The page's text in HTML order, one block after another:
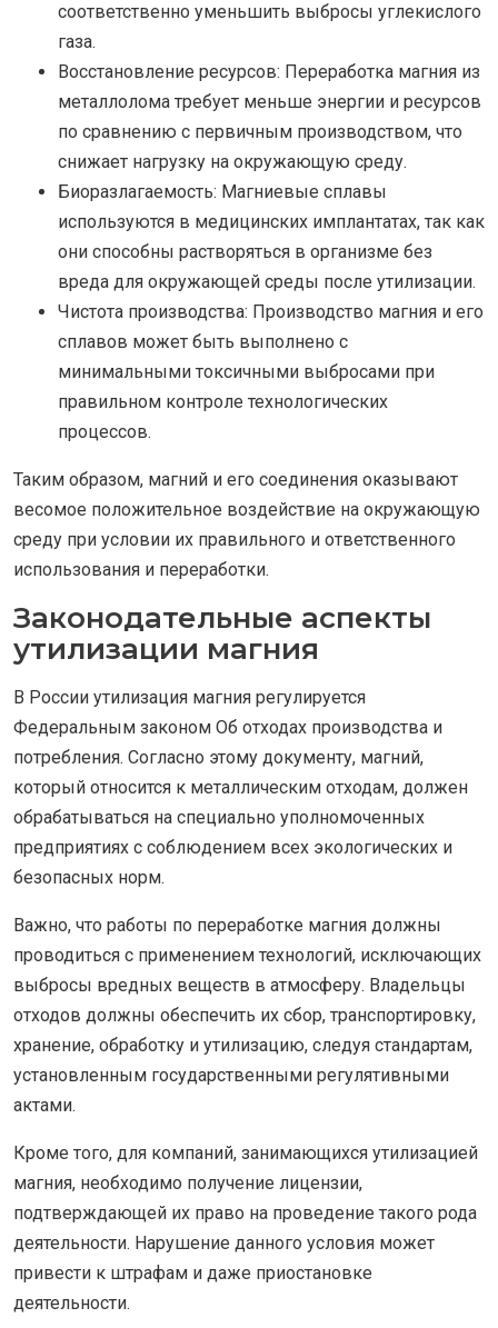
соответственно уменьшить выбросы углекислого
газа.
Восстановление ресурсов: Переработка магния из
металлолома требует меньше энергии и ресурсов
по сравнению с первичным производством, что
снижает нагрузку на окружающую среду.
Биоразлагаемость: Магниевые сплавы
используются в медицинских имплантатах, так как
они способны растворяться в организме без
вреда для окружающей среды после утилизации.
Чистота производства: Производство магния и его
сплавов может быть выполнено с
минимальными токсичными выбросами при
правильном контроле технологических
процессов.
Таким образом, магний и его соединения оказывают
весомое положительное воздействие на окружающую
среду при условии их правильного и ответственного
использования и переработки.
Законодательные аспекты
утилизации магния
В России утилизация магния регулируется
Федеральным законом Об отходах производства и
потребления. Согласно этому документу, магний,
который относится к металлическим отходам, должен
обрабатываться на специально уполномоченных
предприятиях с соблюдением всех экологических и
безопасных норм.
Важно, что работы по переработке магния должны
проводиться с применением технологий, исключающих
выбросы вредных веществ в атмосферу. Владельцы
отходов должны обеспечить их сбор, транспортировку,
хранение, обработку и утилизацию, следуя стандартам,
установленным государственными регулятивными
актами.
Кроме того, для компаний, занимающихся утилизацией
магния, необходимо получение лицензии,
подтверждающей их право на проведение такого рода
деятельности. Нарушение данного условия может
привести к штрафам и даже приостановке
деятельности.